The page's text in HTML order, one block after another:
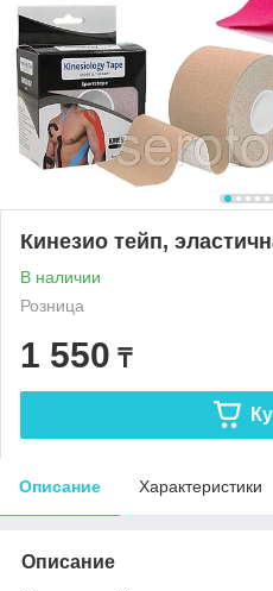
Кинезио тейп,
В наличии
Розница
1 550 ₸
Описание Характеристики
Описание